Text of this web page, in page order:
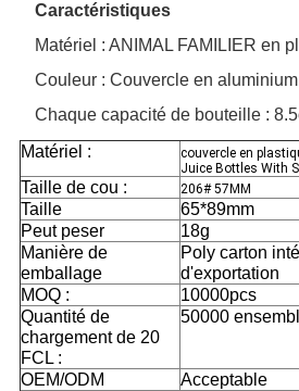
Caractéristiques
Matériel : ANIMAL FAMILIER en
Couleur : Couvercle en
Chaque capacité de bouteille :
Matériel :
couvercle en
Juice Bottles With
Taille de cou : 206# 57MM
Taille
65*89mm
Peut peser
18g
Manière de
emballage
Poly carton
d'exportation
MOQ :
10000pcs
Quantité de
chargement de 20
FCL :
50000
OEM/ODM
Acceptable